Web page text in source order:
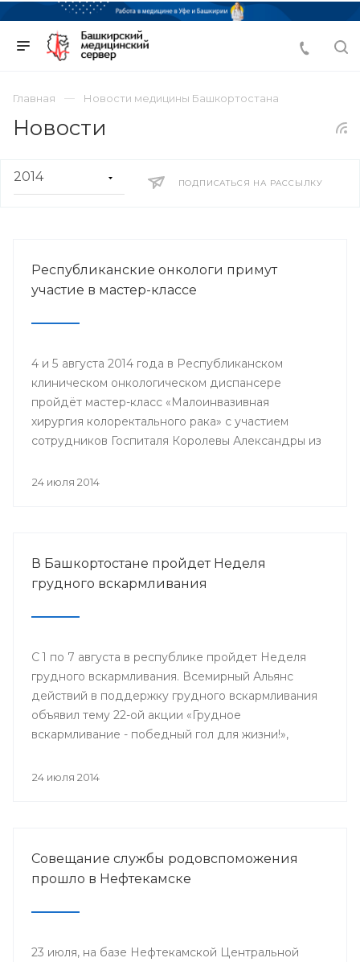
Главная Новости медицины Башкортостана
Новости
ПОДПИСАТЬСЯ НА РАССЫЛКУ
Республиканские онкологи примут
участие в мастер-классе
4 и 5 августа 2014 года в Республиканском
клиническом онкологическом диспансере
пройдёт мастер-класс «Малоинвазивная
хирургия колоректального рака» с участием
сотрудников Госпиталя Королевы Александры из
24 июля 2014
В Башкортостане пройдет Неделя
грудного вскармливания
С 1 по 7 августа в республике пройдет Неделя
грудного вскармливания. Всемирный Альянс
действий в поддержку грудного вскармливания
объявил тему 22-ой акции «Грудное
вскармливание - победный гол для жизни!»,
мира по футболу.
24 июля 2014
Совещание службы родовспоможения
прошло в Нефтекамске
23 июля, на базе Нефтекамской Центральной